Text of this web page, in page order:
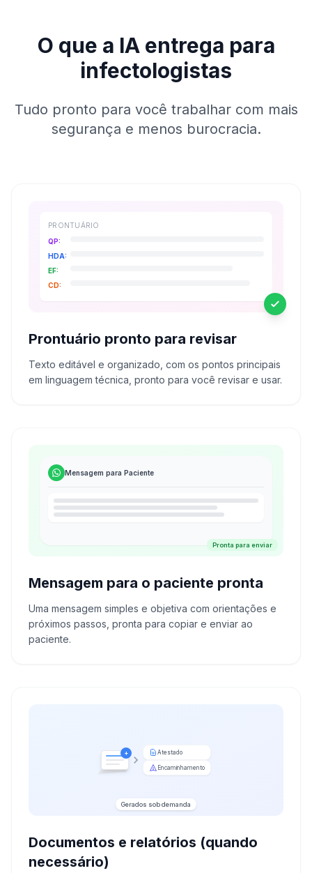
O que a IA entrega para
infectologistas
Tudo pronto para você trabalhar com mais
segurança e menos burocracia.
PRONTUÁRIO
QP:
HDA:
EF:
CD:
Prontuário pronto para revisar
Texto editável e organizado, com os pontos principais
em linguagem técnica, pronto para você revisar e usar.
Mensagem para Paciente
Pronta para enviar
Mensagem para o paciente pronta
Uma mensagem simples e objetiva com orientações e
próximos passos, pronta para copiar e enviar ao
paciente.
+ Atestado
Encaminhamento
Gerados sob demanda
Documentos e relatórios (quando
necessário)